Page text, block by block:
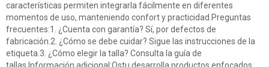
características permiten integrarla fácilmente en diferentes
momentos de uso, manteniendo confort y practicidad.Preguntas
frecuentes:1. ¿Cuenta con garantía? Sí, por defectos de
fabricación.2. ¿Cómo se debe cuidar? Sigue las instrucciones de la
etiqueta.3. ¿Cómo elegir la talla? Consulta la guía de